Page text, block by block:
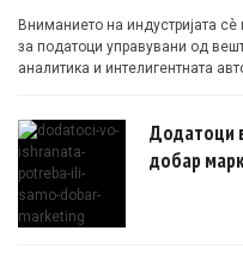
Вниманието на индустријата
за податоци управувани од
аналитика и интелигентната
Додатоци
добар